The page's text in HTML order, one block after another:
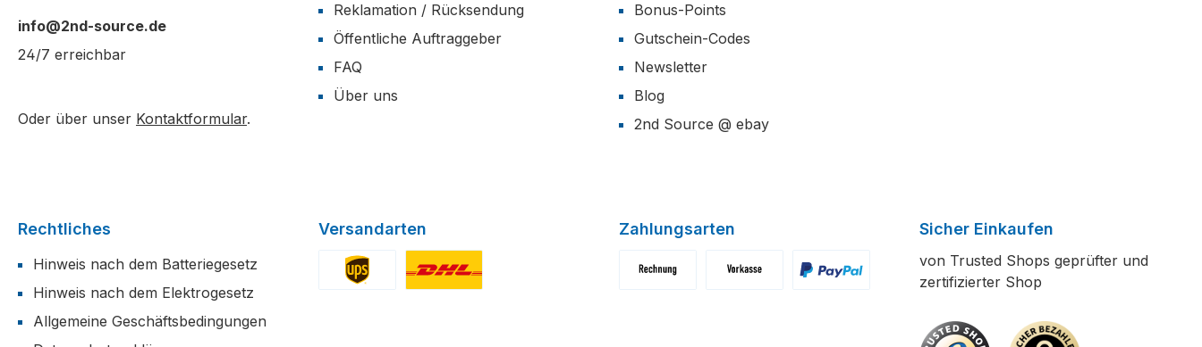
info@2nd-source.de
24/7 erreichbar
Oder über unser Kontaktformular.
Reklamation / Rücksendung
Öffentliche Auftraggeber
FAQ
Über uns
Bonus-Points
Gutschein-Codes
Newsletter
Blog
2nd Source @ ebay
Rechtliches
Hinweis nach dem Batteriegesetz
Hinweis nach dem Elektrogesetz
Allgemeine Geschäftsbedingungen
Versandarten Zahlungsarten Sicher Einkaufen
von Trusted Shops geprüfter und
zertifizierter Shop